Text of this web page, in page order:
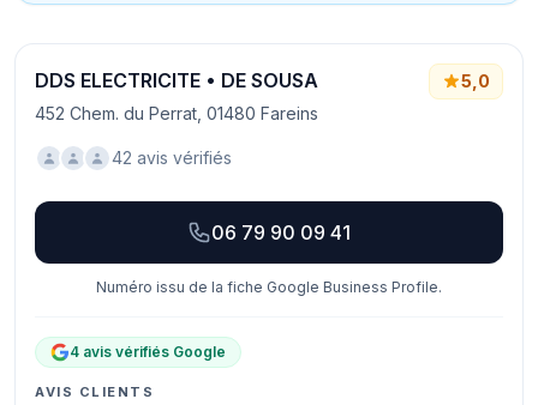
DDS ELECTRICITE • DE SOUSA
452 Chem. du Perrat, 01480 Fareins
5,0
42 avis vérifiés
06 79 90 09 41
Numéro issu de la fiche Google Business Profile.
4 avis vérifiés Google
AVIS CLIENTS